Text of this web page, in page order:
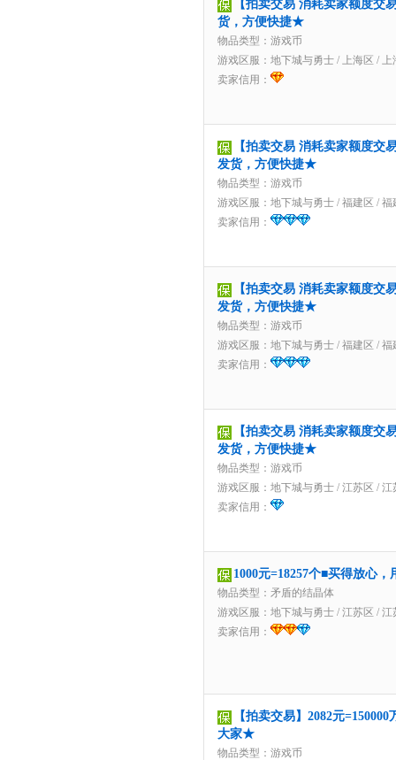
【拍卖交易 消耗卖家额度交
货，方便快捷★
物品类型：游戏币
游戏区服： 地下城与勇士 / 上海区 / 上
卖家信用：
【拍卖交易 消耗卖家额度交
发货，方便快捷★
物品类型：游戏币
游戏区服： 地下城与勇士 / 福建区 / 福
卖家信用：
【拍卖交易 消耗卖家额度交
发货，方便快捷★
物品类型：游戏币
游戏区服： 地下城与勇士 / 福建区 / 福
卖家信用：
【拍卖交易 消耗卖家额度交
发货，方便快捷★
物品类型：游戏币
游戏区服： 地下城与勇士 / 江苏区 / 江
卖家信用：
1000元=18257个■买得放心
物品类型：矛盾的结晶体
游戏区服： 地下城与勇士 / 江苏区 / 江
卖家信用：
【拍卖交易】2082元
大家★
物品类型：游戏币